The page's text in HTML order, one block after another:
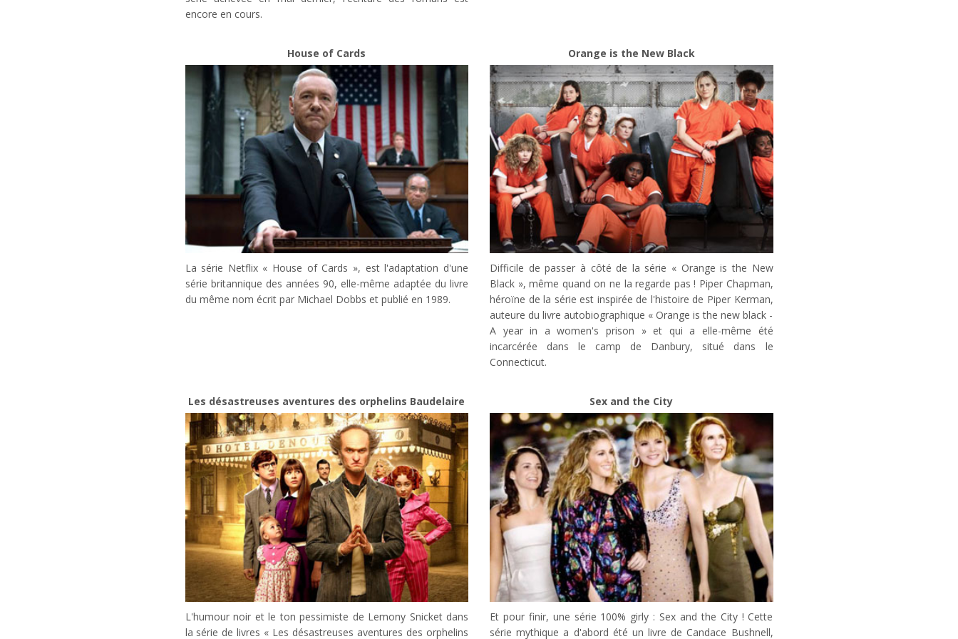
encore en cours.
House of Cards
La série Netflix « House of Cards », est l'adaptation d'une
série britannique des années 90, elle-même adaptée du livre
du même nom écrit par Michael Dobbs et publié en 1989.
Orange is the New Black
Difficile de passer à côté de la série « Orange is the New
Black », même quand on ne la regarde pas ! Piper Chapman,
héroïne de la série est inspirée de l'histoire de Piper Kerman,
auteure du livre autobiographique « Orange is the new black -
A year in a women's prison » et qui a elle-même été
incarcérée dans le camp de Danbury, situé dans le
Connecticut.
Les désastreuses aventures des orphelins Baudelaire
L'humour noir et le ton pessimiste de Lemony Snicket dans
la série de livres « Les désastreuses aventures des orphelins
Sex and the City
Et pour finir, une série 100% girly : Sex and the City ! Cette
série mythique a d'abord été un livre de Candace Bushnell,